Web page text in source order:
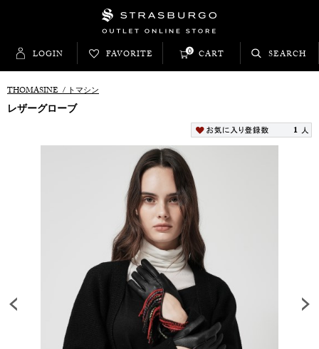
LOGIN FAVORITE CART
0 SEARCH
THOMASINE/トマシン
レザーグローブ
1